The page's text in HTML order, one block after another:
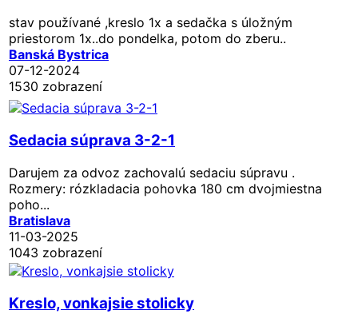
stav používané ,kreslo 1x a sedačka s úložným
priestorom 1x..do pondelka, potom do zberu..
Banská Bystrica
07-12-2024
1530 zobrazení
Sedacia súprava 3-2-1
Darujem za odvoz zachovalú sedaciu súpravu .
Rozmery: rózkladacia pohovka 180 cm dvojmiestna
poho...
Bratislava
11-03-2025
1043 zobrazení
Kreslo, vonkajsie stolicky